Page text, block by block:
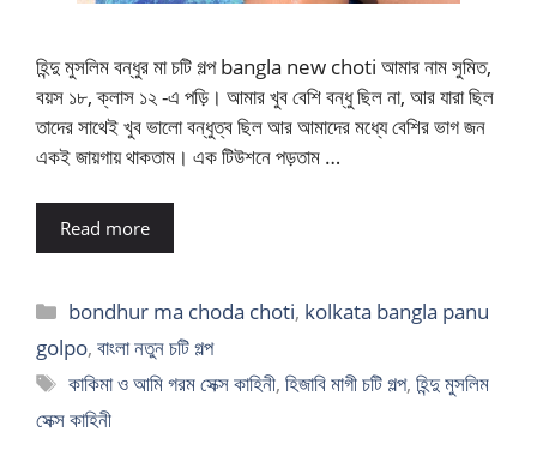
হিন্দু মুসলিম বন্ধুর মা চটি গল্প bangla new choti আমার নাম সুমিত,
বয়স ১৮, ক্লাস ১২ -এ পড়ি। আমার খুব বেশি বন্ধু ছিল না, আর যারা ছিল
তাদের সাথেই খুব ভালো বন্ধুত্ব ছিল আর আমাদের মধ্যে বেশির ভাগ জন
একই জায়গায় থাকতাম। এক টিউশনে পড়তাম …
Read more
Categories
bondhur ma choda choti, kolkata bangla panu
golpo, বাংলা নতুন চটি গল্প
Tags
কাকিমা ও আমি গরম সেক্স কাহিনী,হিজাবি মাগী চটি গল্প,হিন্দু মুসলিম
সেক্স কাহিনী